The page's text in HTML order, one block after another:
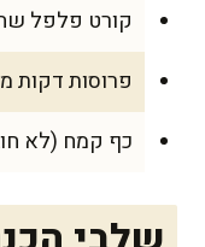
קורט פלפל
פרוסות דקות
כף קמח (לא